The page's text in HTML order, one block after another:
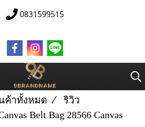
0831599515
ค้าทั้งหมด
ริวิว
Belt Bag 28566 Canvas